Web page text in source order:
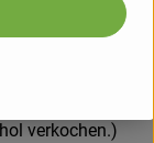
reduziert.
verkochen.)